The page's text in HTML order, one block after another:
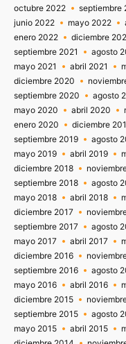
octubre 2022
septiembre
junio 2022
mayo 2022
enero 2022
diciembre
septiembre 2021
agosto
mayo 2021
abril 2021
diciembre 2020
septiembre 2020
agosto
mayo 2020
abril 2020
enero 2020
diciembre
septiembre 2019
agosto
mayo 2019
abril 2019
diciembre 2018
septiembre 2018
agosto
mayo 2018
abril 2018
diciembre 2017
septiembre 2017
agosto
mayo 2017
abril 2017
diciembre 2016
septiembre 2016
agosto
mayo 2016
abril 2016
diciembre 2015
septiembre 2015
agosto
mayo 2015
abril 2015